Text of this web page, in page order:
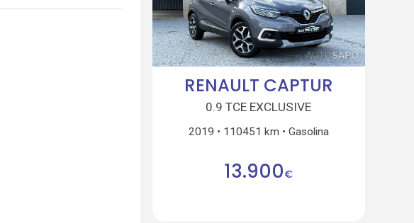
RENAULT CAPTUR
0.9 TCE EXCLUSIVE
2019 110451 km Gasolina
13.900€